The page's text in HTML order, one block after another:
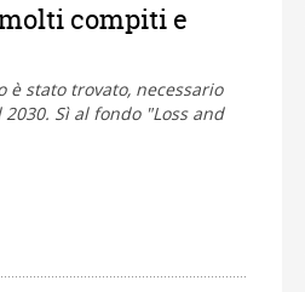
compiti e
stato trovato, necessario
Sì al fondo "Loss and